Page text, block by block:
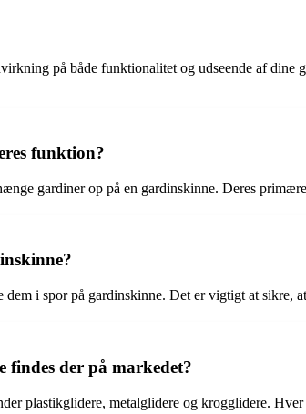
på både funktionalitet og udseende af
funktion?
gardiner op på en gardinskinne. Deres
i spor på gardinskinne. Det er vigtigt at
der på markedet?
plastikglidere, metalglidere og krogglidere.